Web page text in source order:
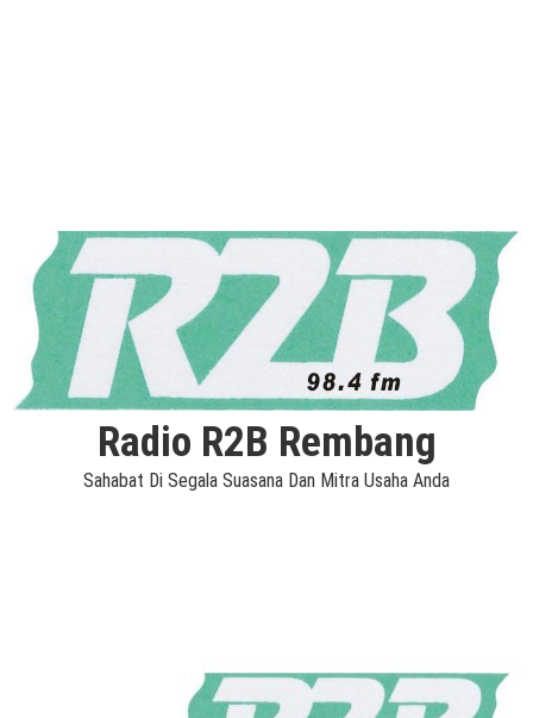
Radio R2B Rembang
Sahabat Di Segala Suasana Dan Mitra Usaha Anda